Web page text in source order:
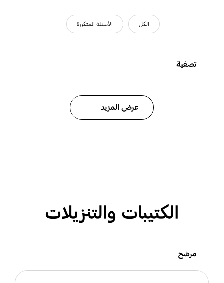
الكل الأسئلة المتكررة
تصفية
عرض المزيد
الكتيبات والتنزيلات
مرشح